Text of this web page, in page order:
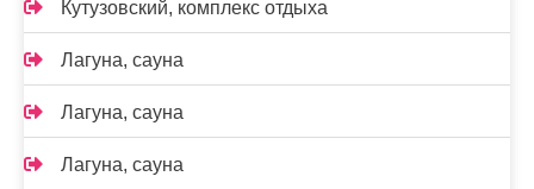
Кутузовский, комплекс отдыха
Лагуна, сауна
Лагуна, сауна
Лагуна, сауна